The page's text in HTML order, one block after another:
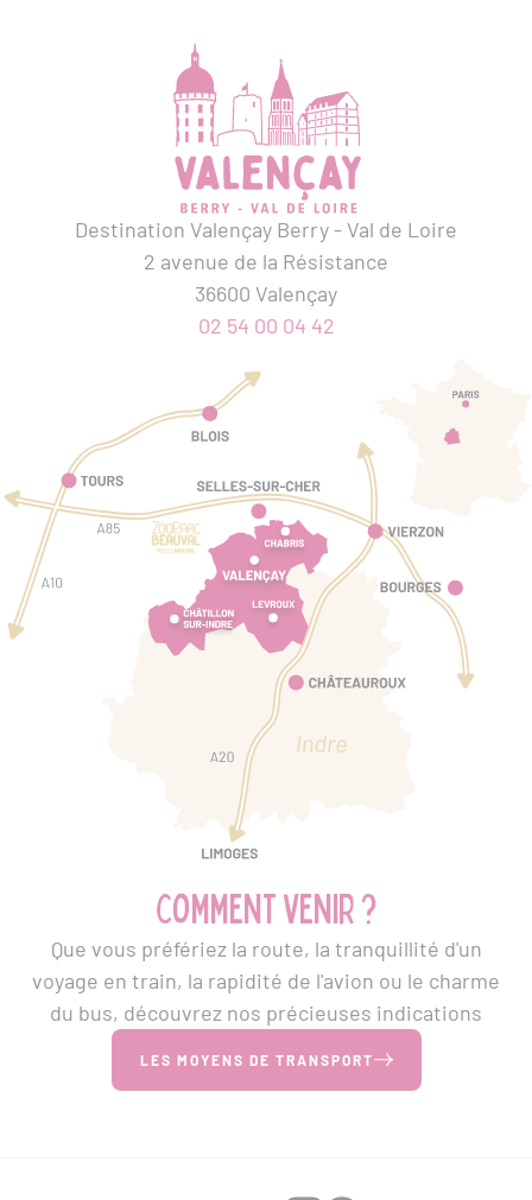
Destination Valençay Berry - Val de Loire
2 avenue de la Résistance
36600 Valençay
02 54 00 04 42
Comment venir ?
Que vous préfériez la route, la tranquillité d'un
voyage en train, la rapidité de l'avion ou le charme
du bus, découvrez nos précieuses indications
LES MOYENS DE TRANSPORT